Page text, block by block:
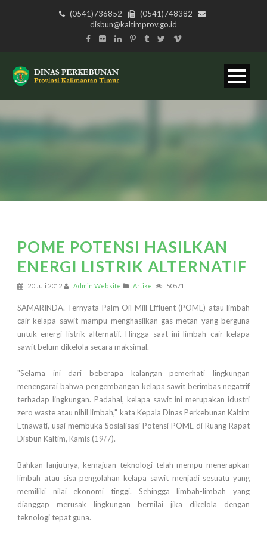
(0541)736852
(0541)748382
disbun@kaltimprov.go.id
POME POTENSI HASILKAN
ENERGI LISTRIK ALTERNATIF
20 Juli 2012 Admin Website Artikel 50571
SAMARINDA. Ternyata Palm Oil Mill Effluent (POME) atau limbah
cair kelapa sawit mampu menghasilkan gas metan yang berguna
untuk energi listrik alternatif. Hingga saat ini limbah cair kelapa
sawit belum dikelola secara maksimal.
"Selama ini dari beberapa kalangan pemerhati lingkungan
menengarai bahwa pengembangan kelapa sawit berimbas negatrif
terhadap lingkungan. Padahal, kelapa sawit ini merupakan idustri
zero waste atau nihil limbah," kata Kepala Dinas Perkebunan Kaltim
Etnawati, usai membuka Sosialisasi Potensi POME di Ruang Rapat
Disbun Kaltim, Kamis (19/7).
Bahkan lanjutnya, kemajuan teknologi telah mempu menerapkan
limbah atau sisa pengolahan kelapa sawit menjadi sesuatu yang
memiliki nilai ekonomi tinggi. Sehingga limbah-limbah yang
dianggap merusak lingkungan bernilai jika dikelola dengan
teknologi tepat guna.